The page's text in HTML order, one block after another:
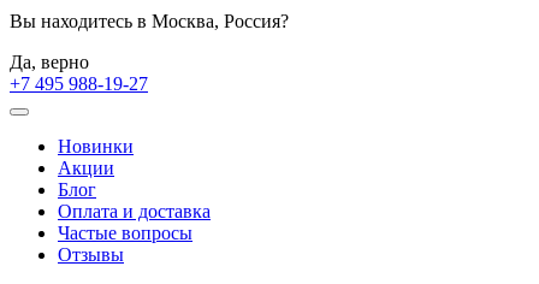
Вы находитесь в Москва, Россия?
Да, верно
+7 495 988-19-27
Новинки
Акции
Блог
Оплата и доставка
Частые вопросы
Отзывы